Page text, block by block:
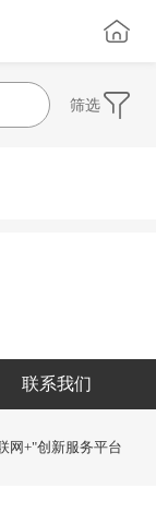
筛选
联系我们
网+"创新服务平台